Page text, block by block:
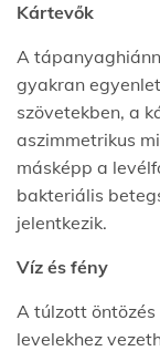
Kártevők
A
gyakran
szövetekben, a
aszimmetrikus
másképp a
bakteriális
jelentkezik.
Víz és fény
A túlzott
levelekhez